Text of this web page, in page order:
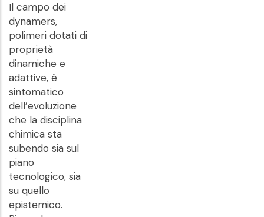
Il campo dei
dynamers,
polimeri dotati di
proprietà
dinamiche e
adattive, è
sintomatico
dell’evoluzione
che la disciplina
chimica sta
subendo sia sul
piano
tecnologico, sia
su quello
epistemico.